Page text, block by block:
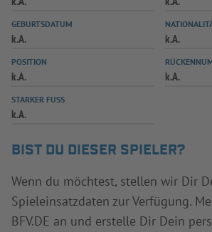
GEBURTSDATUM
k.A. k.A.
POSITION
k.A. k.A.
STARKER FUSS
k.A.
BIST DU DIESER SPIELER?
Wenn du möchtest, stellen wir Dir
Spieleinsatzdaten zur Verfügung.
BFV.DE an und erstelle Dir Dein